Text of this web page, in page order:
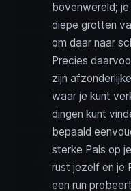
bovenwereld;
diepe grotten
om daar naar
Precies
zijn
waar je kunt
dingen kunt
bepaald
sterke Pals op
rust jezelf en je
een run